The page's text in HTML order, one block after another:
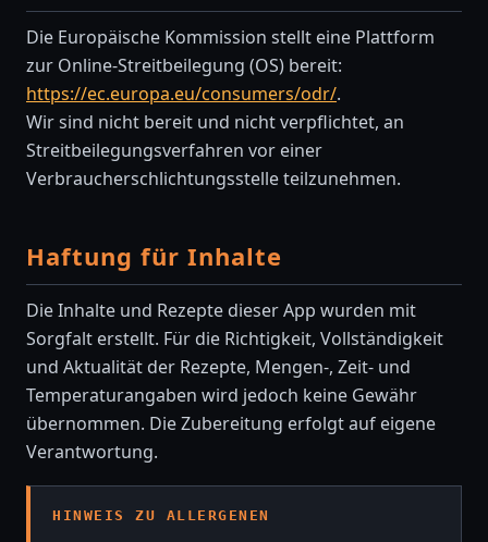
Die Europäische Kommission stellt eine Plattform
zur Online-Streitbeilegung (OS) bereit:
https://ec.europa.eu/consumers/odr/.
Wir sind nicht bereit und nicht verpflichtet, an
Streitbeilegungsverfahren vor einer
Verbraucherschlichtungsstelle teilzunehmen.
Haftung für Inhalte
Die Inhalte und Rezepte dieser App wurden mit
Sorgfalt erstellt. Für die Richtigkeit, Vollständigkeit
und Aktualität der Rezepte, Mengen-, Zeit- und
Temperaturangaben wird jedoch keine Gewähr
übernommen. Die Zubereitung erfolgt auf eigene
Verantwortung.
HINWEIS ZU ALLERGENEN